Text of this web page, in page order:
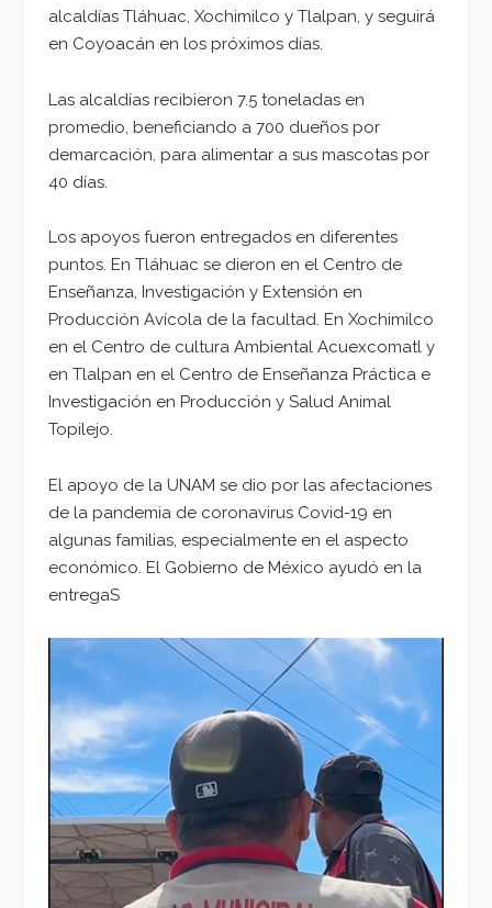
alcaldías Tláhuac, Xochimilco y Tlalpan, y seguirá
en Coyoacán en los próximos días.
Las alcaldías recibieron 7.5 toneladas en
promedio, beneficiando a 700 dueños por
demarcación, para alimentar a sus mascotas por
40 días.
Los apoyos fueron entregados en diferentes
puntos. En Tláhuac se dieron en el Centro de
Enseñanza, Investigación y Extensión en
Producción Avícola de la facultad. En Xochimilco
en el Centro de cultura Ambiental Acuexcomatl y
en Tlalpan en el Centro de Enseñanza Práctica e
Investigación en Producción y Salud Animal
Topilejo.
El apoyo de la UNAM se dio por las afectaciones
de la pandemia de coronavirus Covid-19 en
algunas familias, especialmente en el aspecto
económico. El Gobierno de México ayudó en la
entregaS
Reproductor
vídeo